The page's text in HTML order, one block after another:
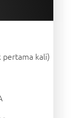
pertama kali)